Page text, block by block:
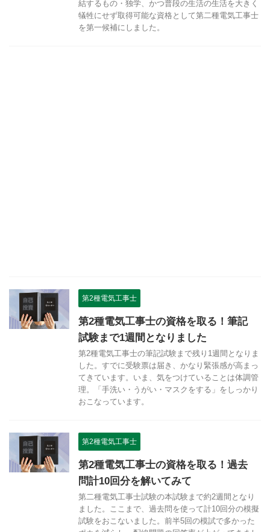
結するもの・独学、かつ普段の生活の生活を大きく
犠牲にせず取得可能な資格として第二種電気工事士
を第一候補にしました。
第2種電気工事士
第2種電気工事士の資格を取る！筆記
試験まで1週間となりました
第2種電気工事士の筆記試験まで残り1週間となりま
した。すでに受験票は届き、かなり緊張感が高まっ
てきています。いま、気をつけていることは体調管
理。「手洗い・うがい・マスクをする」をしっかり
おこなっています。
第2種電気工事士
第2種電気工事士の資格を取る！過去
問計10回分を解いてみて
第二種電気工事士試験の本試験まで約2週間となり
ました。ここまで、過去問を使って計10回分の模擬
試験をおこないました。前半5回の模試で多かった